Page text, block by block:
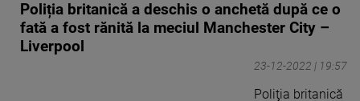
Poliția britanică a deschis o anchetă după ce o
fată a fost rănită la meciul Manchester City –
Liverpool
23-12-2022 | 19:57
Poliţia britanică